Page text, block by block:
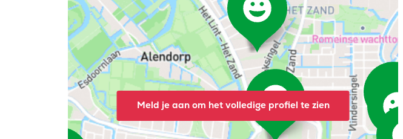
Meld je aan om het volledige profiel te zien